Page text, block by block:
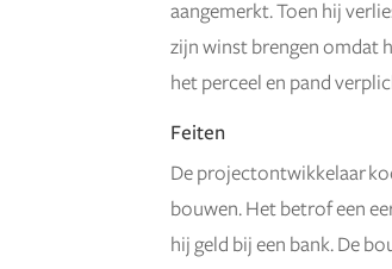
aangemerkt. Toen hij
zijn winst brengen omdat
het perceel en pand
Feiten
De projectontwikkelaar
bouwen. Het betrof een
hij geld bij een bank. De